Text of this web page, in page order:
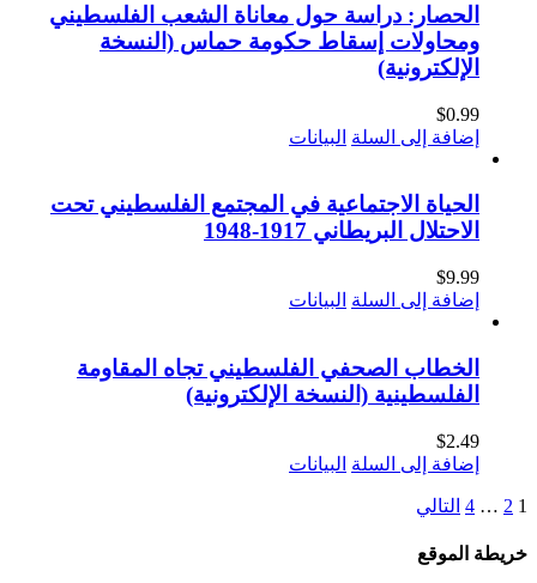
الحصار: دراسة حول معاناة الشعب الفلسطيني
ومحاولات إسقاط حكومة حماس (النسخة
الإلكترونية)
$0.99
إضافة إلى السلة البيانات
الحياة الاجتماعية في المجتمع الفلسطيني تحت
الاحتلال البريطاني 1917-1948
$9.99
إضافة إلى السلة البيانات
الخطاب الصحفي الفلسطيني تجاه المقاومة
الفلسطينية (النسخة الإلكترونية)
$2.49
إضافة إلى السلة البيانات
1
2
…
4 التالي
خريطة الموقع